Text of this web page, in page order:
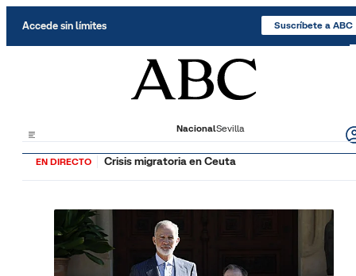
Accede sin límites Suscríbete a ABC
NacionalSevilla
EN DIRECTO Crisis migratoria en Ceuta